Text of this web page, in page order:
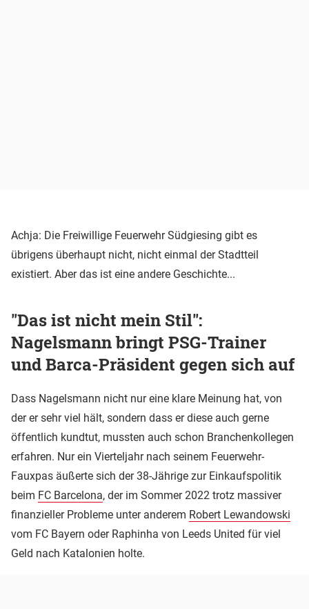
Achja: Die Freiwillige Feuerwehr Südgiesing gibt es
übrigens überhaupt nicht, nicht einmal der Stadtteil
existiert. Aber das ist eine andere Geschichte...
"Das ist nicht mein Stil":
Nagelsmann bringt PSG-Trainer
und Barca-Präsident gegen sich auf
Dass Nagelsmann nicht nur eine klare Meinung hat, von
der er sehr viel hält, sondern dass er diese auch gerne
öffentlich kundtut, mussten auch schon Branchenkollegen
erfahren. Nur ein Vierteljahr nach seinem Feuerwehr-
Fauxpas äußerte sich der 38-Jährige zur Einkaufspolitik
beim FC Barcelona, der im Sommer 2022 trotz massiver
finanzieller Probleme unter anderem Robert Lewandowski
vom FC Bayern oder Raphinha von Leeds United für viel
Geld nach Katalonien holte.